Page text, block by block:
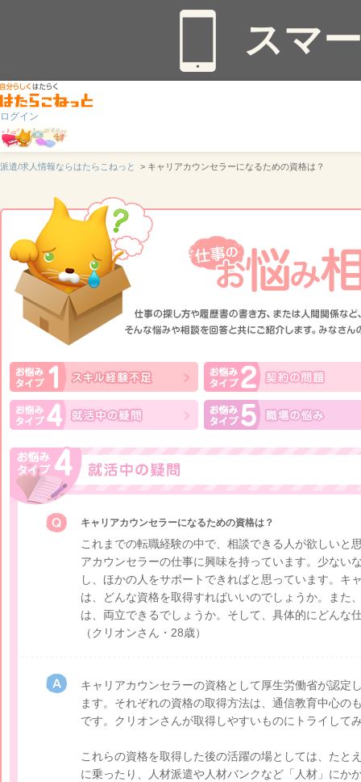
スマ
ログイン
派遣/求人情報ならはたらこねっと > キャリアカウンセラーになるための資格は？
キャリアカウンセラーになるための資格は？
これまでの転職経験の中で、相談できる人が欲しいと
アカウンセラーの仕事に興味を持っています。少ない
し、ほかの人をサポートできればと思っています。キ
は、どんな資格を取得すればいいのでしょうか。また
は、両立できるでしょうか。そして、具体的にどんな
（クリオンさん・28歳）
キャリアカウンセラーの資格として厚生労働省が認定
ます。それぞれの資格の取得方法は、通信教育中心の
です。クリオンさんが取得しやすいものにトライして
これらの資格を取得した後の活躍の場としては、たと
に乗ったり、人材派遣や人材バンクなど「人材」にか